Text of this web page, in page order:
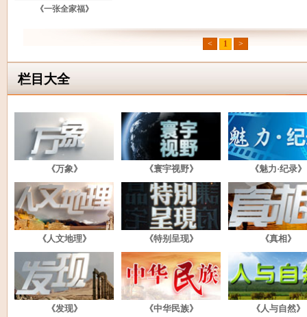
《一张全家福》
< 1 >
栏目大全
《万象》 《寰宇视野》 《魅力·纪录》
《人文地理》 《特别呈现》 《真相》
《发现》 《中华民族》 《人与自然》